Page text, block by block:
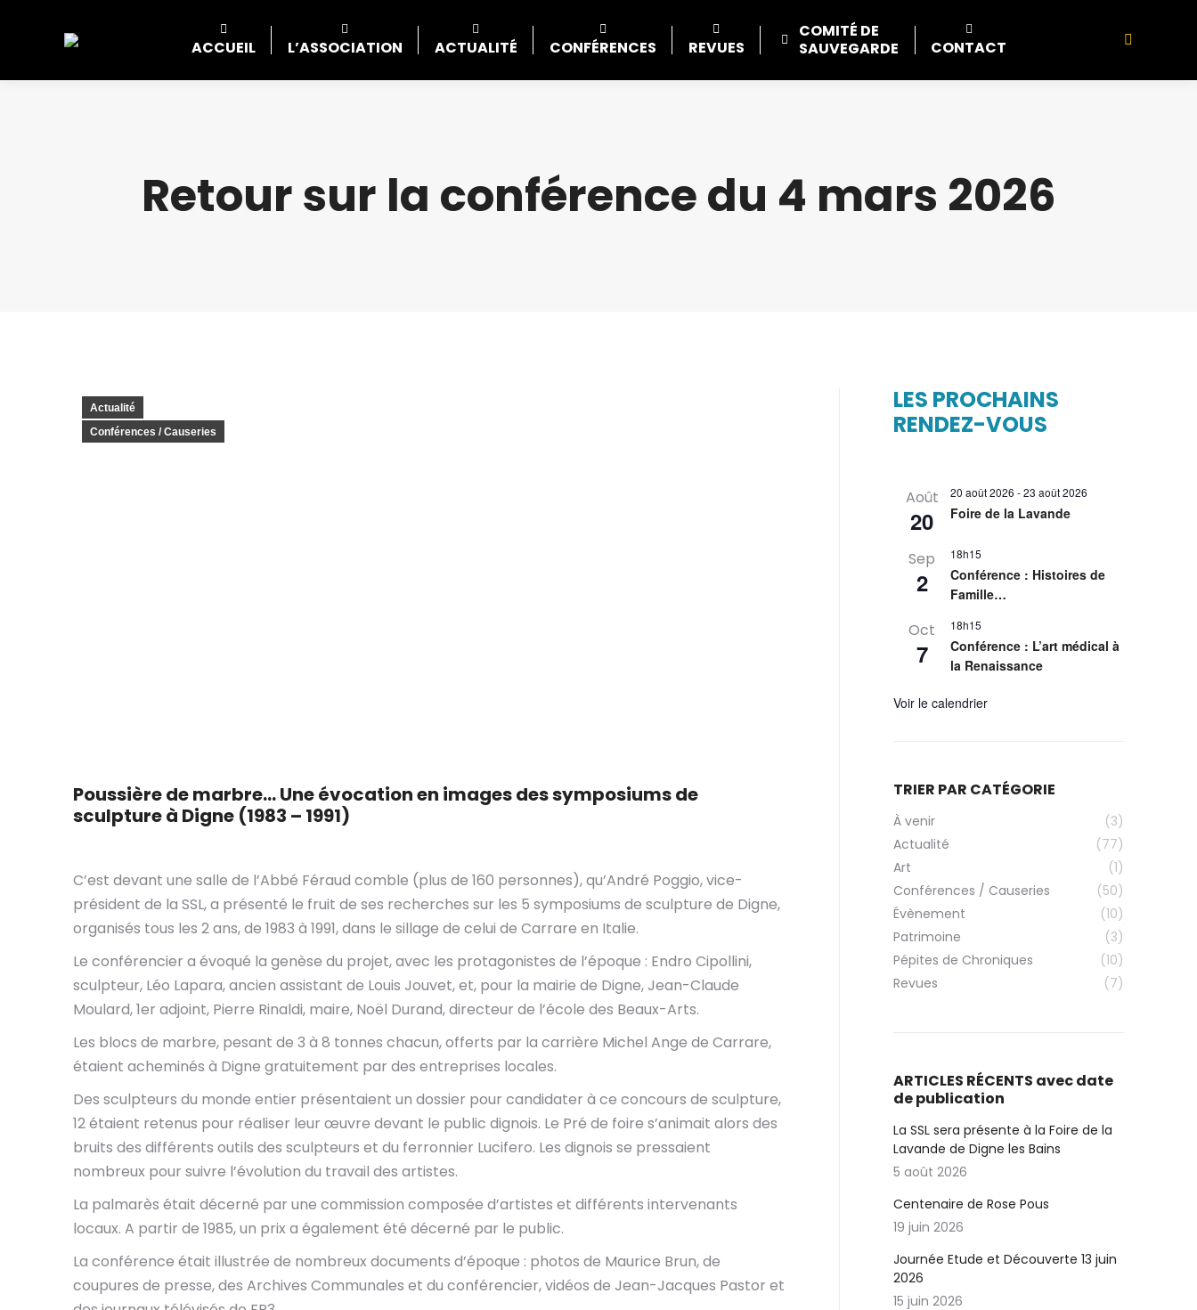
ACCUEIL L’ASSOCIATION ACTUALITÉ CONFÉRENCES REVUES
COMITÉ DE
SAUVEGARDE
CONTACT Search:
Retour sur la conférence du 4 mars 2026
Actualité
Conférences / Causeries
Poussière de marbre… Une évocation en images des symposiums de
sculpture à Digne (1983 – 1991)
C’est devant une salle de l’Abbé Féraud comble (plus de 160 personnes), qu’André Poggio, vice-
président de la SSL, a présenté le fruit de ses recherches sur les 5 symposiums de sculpture de Digne,
organisés tous les 2 ans, de 1983 à 1991, dans le sillage de celui de Carrare en Italie.
Le conférencier a évoqué la genèse du projet, avec les protagonistes de l’époque : Endro Cipollini,
sculpteur, Léo Lapara, ancien assistant de Louis Jouvet, et, pour la mairie de Digne, Jean-Claude
Moulard, 1er adjoint, Pierre Rinaldi, maire, Noël Durand, directeur de l’école des Beaux-Arts.
Les blocs de marbre, pesant de 3 à 8 tonnes chacun, offerts par la carrière Michel Ange de Carrare,
étaient acheminés à Digne gratuitement par des entreprises locales.
Des sculpteurs du monde entier présentaient un dossier pour candidater à ce concours de sculpture,
12 étaient retenus pour réaliser leur œuvre devant le public dignois. Le Pré de foire s’animait alors des
bruits des différents outils des sculpteurs et du ferronnier Lucifero. Les dignois se pressaient
nombreux pour suivre l’évolution du travail des artistes.
La palmarès était décerné par une commission composée d’artistes et différents intervenants
locaux. A partir de 1985, un prix a également été décerné par le public.
La conférence était illustrée de nombreux documents d’époque : photos de Maurice Brun, de
coupures de presse, des Archives Communales et du conférencier, vidéos de Jean-Jacques Pastor et
LES PROCHAINS
RENDEZ-VOUS
Août
20
20 août 2026 -23 août 2026
Foire de la Lavande
Sep
2
18h15
Conférence : Histoires de
Famille…
Oct
7
18h15
Conférence : L’art médical à
la Renaissance
Voir le calendrier
TRIER PAR CATÉGORIE
À venir
(3)
Actualité
(77)
Art
(1)
Conférences / Causeries
(50)
Évènement
(10)
Patrimoine
(3)
Pépites de Chroniques
(10)
Revues
(7)
ARTICLES RÉCENTS avec date
de publication
La SSL sera présente à la Foire de la
Lavande de Digne les Bains
5 août 2026
Centenaire de Rose Pous
19 juin 2026
Journée Etude et Découverte 13 juin
2026
15 juin 2026